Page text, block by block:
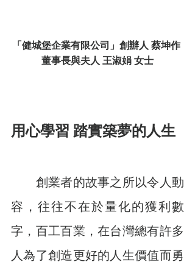
「健城堡企業有限公司」創辦人 蔡坤作
董事長與夫人 王淑娟 女士
用心學習 踏實築夢的人生
創業者的故事之所以令人動
容，往往不在於量化的獲利數
字，百工百業，在台灣總有許多
人為了創造更好的人生價值而勇